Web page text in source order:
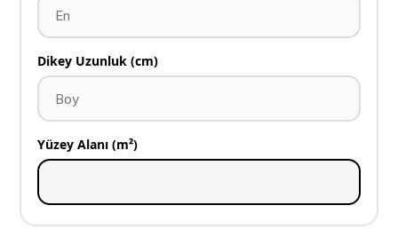
Dikey Uzunluk (cm)
Yüzey Alanı (m²)